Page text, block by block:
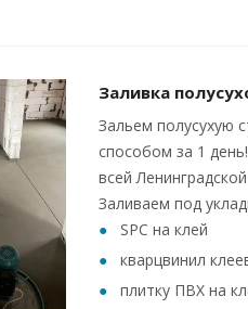
Заливка
Зальем полусухую
способом за 1
всей
Заливаем под
SPC на клей
кварцвинил
плитку ПВХ на